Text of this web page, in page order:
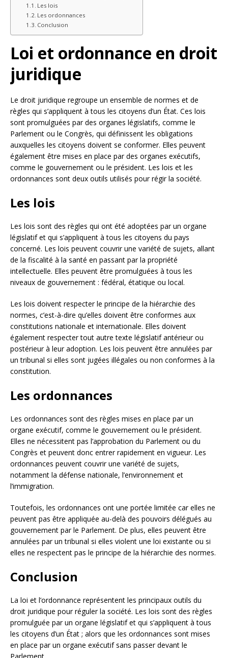
Les lois
Les ordonnances
Conclusion
Loi et ordonnance en droit
juridique
Le droit juridique regroupe un ensemble de normes et de
règles qui s’appliquent à tous les citoyens d’un État. Ces lois
sont promulguées par des organes législatifs, comme le
Parlement ou le Congrès, qui définissent les obligations
auxquelles les citoyens doivent se conformer. Elles peuvent
également être mises en place par des organes exécutifs,
comme le gouvernement ou le président. Les lois et les
ordonnances sont deux outils utilisés pour régir la société.
Les lois
Les lois sont des règles qui ont été adoptées par un organe
législatif et qui s’appliquent à tous les citoyens du pays
concerné. Les lois peuvent couvrir une variété de sujets, allant
de la fiscalité à la santé en passant par la propriété
intellectuelle. Elles peuvent être promulguées à tous les
niveaux de gouvernement : fédéral, étatique ou local.
Les lois doivent respecter le principe de la hiérarchie des
normes, c’est-à-dire qu’elles doivent être conformes aux
constitutions nationale et internationale. Elles doivent
également respecter tout autre texte législatif antérieur ou
postérieur à leur adoption. Les lois peuvent être annulées par
un tribunal si elles sont jugées illégales ou non conformes à la
constitution.
Les ordonnances
Les ordonnances sont des règles mises en place par un
organe exécutif, comme le gouvernement ou le président.
Elles ne nécessitent pas l’approbation du Parlement ou du
Congrès et peuvent donc entrer rapidement en vigueur. Les
ordonnances peuvent couvrir une variété de sujets,
notamment la défense nationale, l’environnement et
l’immigration.
Toutefois, les ordonnances ont une portée limitée car elles ne
peuvent pas être appliquée au-delà des pouvoirs délégués au
gouvernement par le Parlement. De plus, elles peuvent être
annulées par un tribunal si elles violent une loi existante ou si
elles ne respectent pas le principe de la hiérarchie des normes.
Conclusion
La loi et l’ordonnance représentent les principaux outils du
droit juridique pour réguler la société. Les lois sont des règles
promulguée par un organe législatif et qui s’appliquent à tous
les citoyens d’un État ; alors que les ordonnances sont mises
en place par un organe exécutif sans passer devant le